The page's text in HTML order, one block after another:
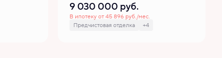
9 030 000 руб.
В ипотеку от 45 896 руб./мес.
Предчистовая отделка
+4